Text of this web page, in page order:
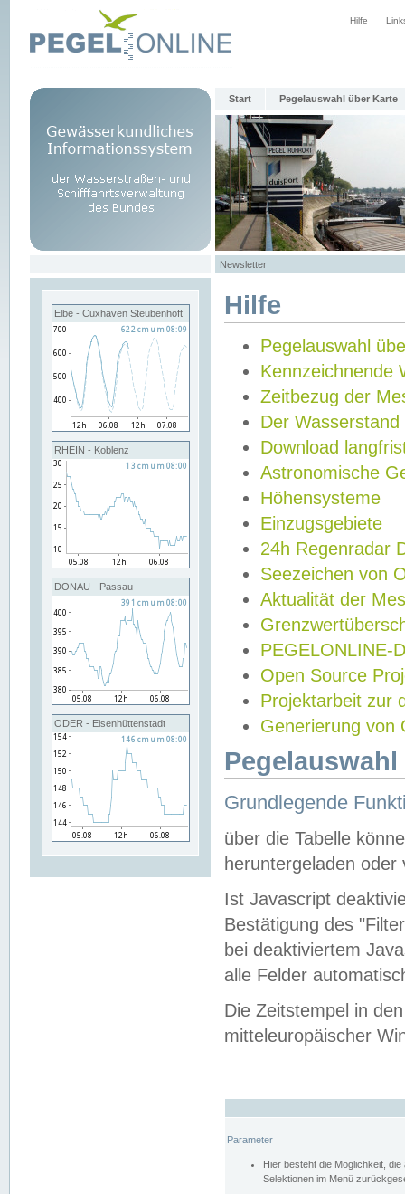
Hilfe
Start Pegelauswahl über Karte
Newsletter
Elbe - Cuxhaven Steubenhöft
RHEIN - Koblenz
DONAU - Passau
ODER - Eisenhüttenstadt
Hilfe
Pegelauswahl
Kennzeichnende
Zeitbezug der
Der Wasserstand
Download
Astronomische
Höhensysteme
Einzugsgebiete
24h Regenradar
Seezeichen von
Aktualität der
PEGELONLINE-
Open Source
Projektarbeit zur
Generierung von
Grundlegende
über die Tabelle
heruntergeladen oder
Ist Javascript
Bestätigung des
bei deaktiviertem
alle Felder
Die Zeitstempel in
mitteleuropäischer
Parameter
Hier besteht die Möglichkeit,
Selektionen im Menü